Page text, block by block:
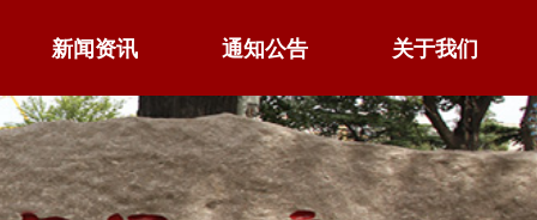
新闻资讯 通知公告 关于我们